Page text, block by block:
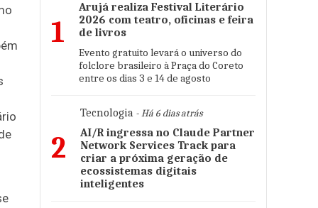
1
Arujá realiza Festival Literário
2026 com teatro, oficinas e feira
de livros
Evento gratuito levará o universo do
folclore brasileiro à Praça do Coreto
entre os dias 3 e 14 de agosto
2
Tecnologia - Há 6 dias atrás
AI/R ingressa no Claude Partner
Network Services Track para
criar a próxima geração de
ecossistemas digitais
inteligentes